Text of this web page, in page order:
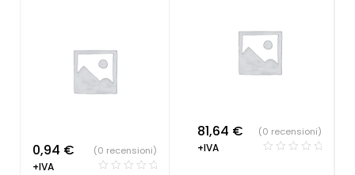
0,94 €
+IVA
(0 recensioni)
81,64 €
+IVA
(0 recensioni)